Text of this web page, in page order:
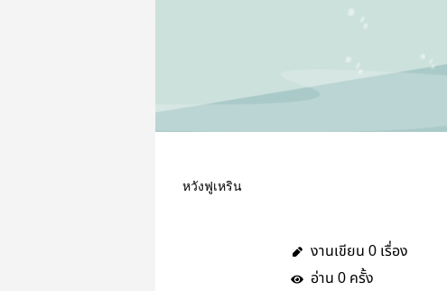
หวังฟูเหริน
งานเขียน 0 เรื่อง
อ่าน 0 ครั้ง